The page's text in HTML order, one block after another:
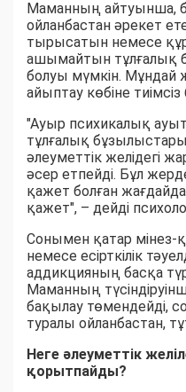
Маманның айтуынша,
ойланбастан әрекет
тырысатын немесе
ашымайтын тұлғалық
болуы мүмкін. Мұндай
айыптау көбіне
"Ауыр психикалық
тұлғалық
әлеуметтік желідегі
әсер етпейді. Бұл
қажет болған
қажет", – дейді
Сонымен қатар мінез-
немесе есірткілік
аддикцияның басқа
Маманның
бақылау төмендейді,
туралы ойланбастан,
Неге әлеуметтік
қорытпайды?